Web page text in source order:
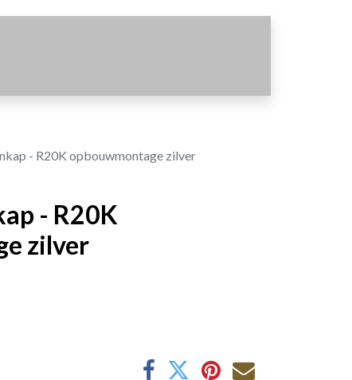
- R20K opbouwmontage zilver
- R20K
zilver